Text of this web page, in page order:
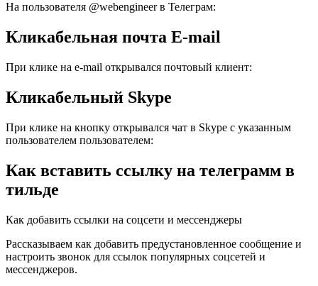
На пользователя @webengineer в Телеграм:
Кликабельная почта E-mail
При клике на e-mail открывался почтовый клиент:
Кликабельный Skype
При клике на кнопку открывался чат в Skype с указанным
пользователем пользователем:
Как вставить ссылку на телеграмм в
тильде
Как добавить ссылки на соцсети и мессенджеры
Рассказываем как добавить предустановленное сообщение и
настроить звонок для ссылок популярных соцсетей и
мессенджеров.